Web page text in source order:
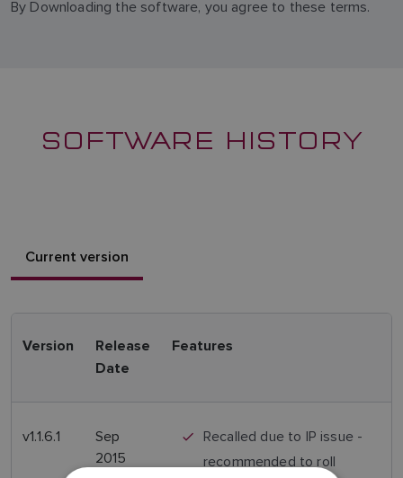
By Downloading the software, you agree to these terms.
SOFTWARE HISTORY
Current version
Version
Release
Date
Features
v1.1.6.1
Sep
2015
Recalled due to IP issue -
recommended to roll